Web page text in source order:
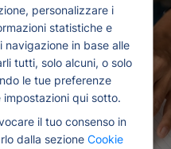
personalizzare i
statistiche e
in base alle
tutti, solo alcuni, o solo
le tue preferenze
qui sotto.
il tuo consenso in
dalla sezione Cookie